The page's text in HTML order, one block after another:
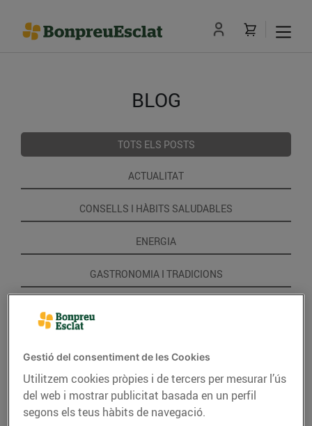
BLOG
TOTS ELS POSTS
ACTUALITAT
CONSELLS I HÀBITS SALUDABLES
ENERGIA
GASTRONOMIA I TRADICIONS
Gestió del consentiment de les Cookies
Utilitzem cookies pròpies i de tercers per mesurar l’ús
del web i mostrar publicitat basada en un perfil
segons els teus hàbits de navegació.